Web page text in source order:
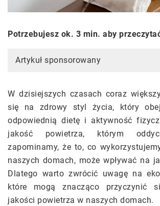
Potrzebujesz ok. 3 min. aby
Artykuł sponsorowany
W dzisiejszych czasach coraz
się na zdrowy styl życia, który
odpowiednią dietę i aktywność
jakość powietrza, którym
zapominamy, że to, co
naszych domach, może wpływać na
Dlatego warto zwrócić uwagę na
które mogą znacząco przyczynić
jakości powietrza w naszych domach.